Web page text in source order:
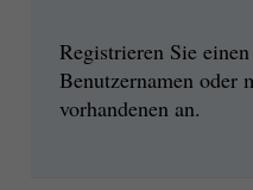
Registrieren Sie
Benutzernamen oder
vorhandenen an.